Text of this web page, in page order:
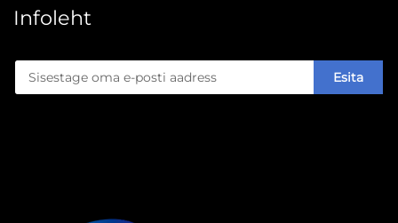
Infoleht
Esita